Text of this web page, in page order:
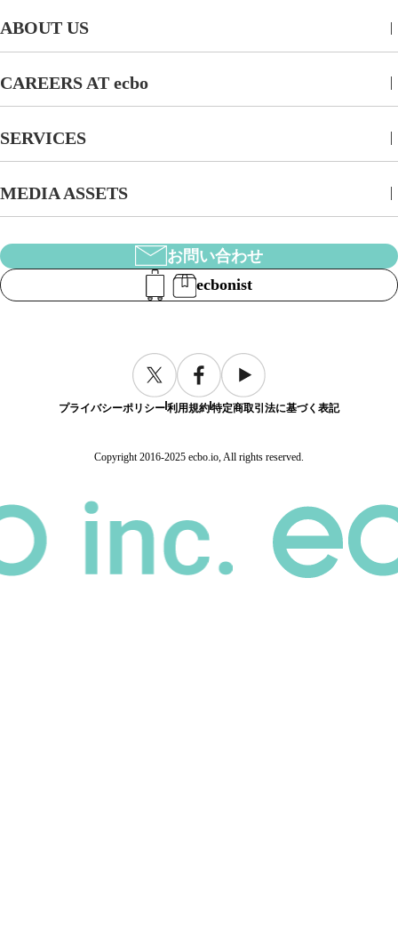
ABOUT US
CAREERS AT ecbo
SERVICES
MEDIA ASSETS
お問い合わせ
ecbonist
プライバシーポリシー利用規約特定商取引法に基づく表記
Copyright 2016-2025 ecbo.io, All rights reserved.